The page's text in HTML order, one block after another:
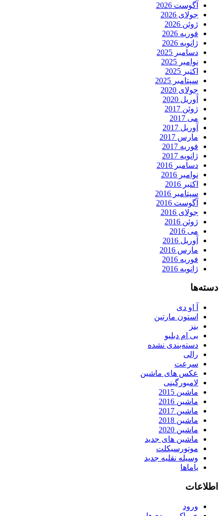
آگوست 2026
جولای 2026
ژوئن 2026
فوریه 2026
ژانویه 2026
دسامبر 2025
نوامبر 2025
اکتبر 2025
سپتامبر 2025
جولای 2020
آوریل 2020
ژوئن 2017
می 2017
آوریل 2017
مارس 2017
فوریه 2017
ژانویه 2017
دسامبر 2016
نوامبر 2016
اکتبر 2016
سپتامبر 2016
آگوست 2016
جولای 2016
ژوئن 2016
می 2016
آوریل 2016
مارس 2016
فوریه 2016
ژانویه 2016
دسته‌ها
آ او دی
استون مارتین
بنز
بی ام دبلیو
دسته‌بندی نشده
رالی
سرعت
عکس های ماشین
لامبورگینی
ماشین 2015
ماشین 2016
ماشین 2017
ماشین 2018
ماشین 2020
ماشین های جدید
موتورسیکلت
وسیله نقلیه جدید
یاماها
اطلاعات
ورود